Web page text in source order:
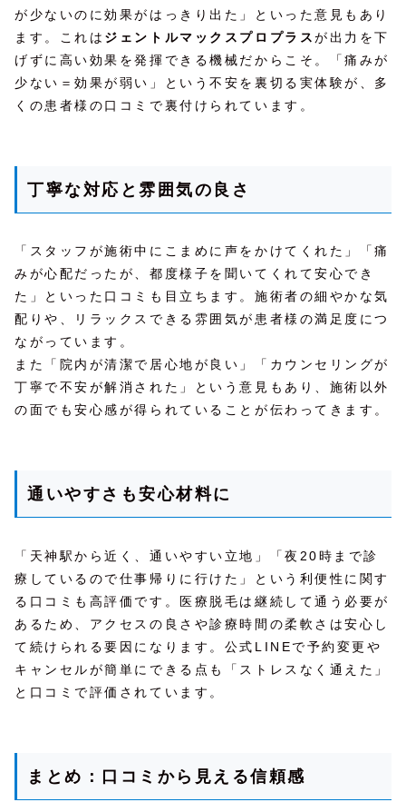
が少ないのに効果がはっきり出た」といった意見もあり
ます。これは ジェントルマックスプロプラスが出力を下
げずに高い効果を発揮できる機械だからこそ。「痛みが
少ない＝効果が弱い」という不安を裏切る実体験が、多
くの患者様の口コミで裏付けられています。
丁寧な対応と雰囲気の良さ
「スタッフが施術中にこまめに声をかけてくれた」「痛
みが心配だったが、都度様子を聞いてくれて安心でき
た」といった口コミも目立ちます。施術者の細やかな気
配りや、リラックスできる雰囲気が患者様の満足度につ
ながっています。
また「院内が清潔で居心地が良い」「カウンセリングが
丁寧で不安が解消された」という意見もあり、施術以外
の面でも安心感が得られていることが伝わってきます。
通いやすさも安心材料に
「天神駅から近く、通いやすい立地」「夜20時まで診
療しているので仕事帰りに行けた」という利便性に関す
る口コミも高評価です。医療脱毛は継続して通う必要が
あるため、アクセスの良さや診療時間の柔軟さは安心し
て続けられる要因になります。公式LINEで予約変更や
キャンセルが簡単にできる点も「ストレスなく通えた」
と口コミで評価されています。
まとめ：口コミから見える信頼感